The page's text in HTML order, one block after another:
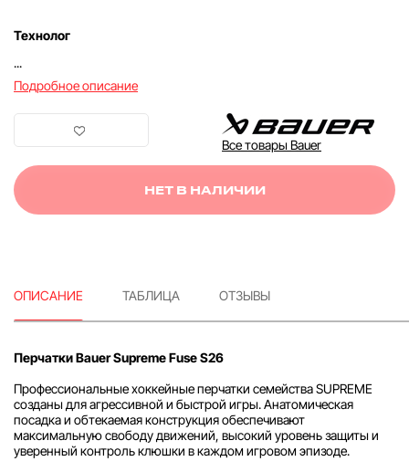
Технолог
...
Подробное описание
Все товары Bauer
НЕТ В НАЛИЧИИ
ОПИСАНИЕ ТАБЛИЦА ОТЗЫВЫ
Перчатки Bauer Supreme Fuse S26
Профессиональные хоккейные перчатки семейства SUPREME
созданы для агрессивной и быстрой игры. Анатомическая
посадка и обтекаемая конструкция обеспечивают
максимальную свободу движений, высокий уровень защиты и
уверенный контроль клюшки в каждом игровом эпизоде.